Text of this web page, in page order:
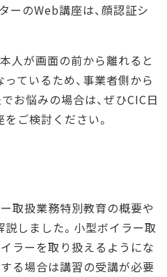
ーのWeb講座は、顔認証シ
人が画面の前から離れると
ているため、事業者側から
お悩みの場合は、ぜひCIC日
ご検討ください。
取扱業務特別教育の概要や
しました。小型ボイラー取
ラーを取り扱えるようにな
る場合は講習の受講が必要